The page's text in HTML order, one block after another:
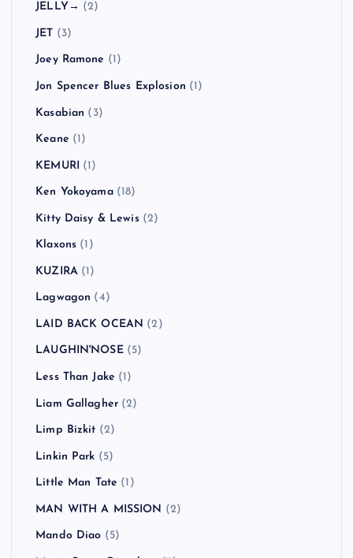
JELLY→ (2)
JET (3)
Joey Ramone (1)
Jon Spencer Blues Explosion (1)
Kasabian (3)
Keane (1)
KEMURI (1)
Ken Yokoyama(18)
Kitty Daisy & Lewis(2)
Klaxons (1)
KUZIRA(1)
Lagwagon (4)
LAID BACK OCEAN (2)
LAUGHIN'NOSE(5)
Less Than Jake (1)
Liam Gallagher (2)
Limp Bizkit (2)
Linkin Park (5)
Little Man Tate (1)
MAN WITH A MISSION (2)
Mando Diao (5)